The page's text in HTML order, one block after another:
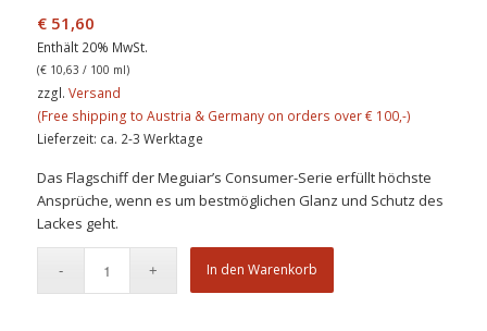
€51,60
Enthält 20% MwSt.
(€10,63 / 100 ml)
zzgl. Versand
Lieferzeit: ca. 2-3 Werktage
Das Flagschiff der Meguiar’s Consumer-Serie erfüllt höchste
Ansprüche, wenn es um bestmöglichen Glanz und Schutz des
Lackes geht.
In den Warenkorb